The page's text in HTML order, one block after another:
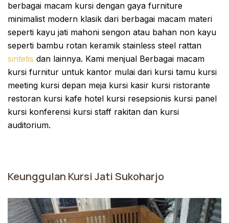
berbagai macam kursi dengan gaya furniture
minimalist modern klasik dari berbagai macam materi
seperti kayu jati mahoni sengon atau bahan non kayu
seperti bambu rotan keramik stainless steel rattan
sintetis dan lainnya. Kami menjual Berbagai macam
kursi furnitur untuk kantor mulai dari kursi tamu kursi
meeting kursi depan meja kursi kasir kursi ristorante
restoran kursi kafe hotel kursi resepsionis kursi panel
kursi konferensi kursi staff rakitan dan kursi
auditorium.
Keunggulan Kursi Jati Sukoharjo